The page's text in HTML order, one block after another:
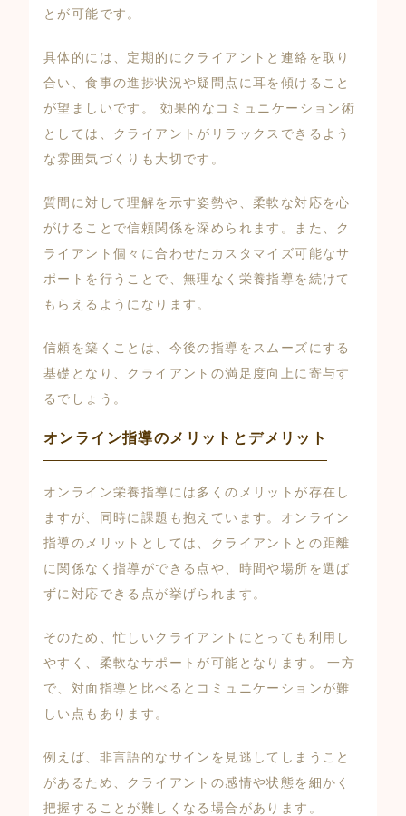
とが可能です。
具体的には、定期的にクライアントと連絡を取り
合い、食事の進捗状況や疑問点に耳を傾けること
が望ましいです。 効果的なコミュニケーション術
としては、クライアントがリラックスできるよう
な雰囲気づくりも大切です。
質問に対して理解を示す姿勢や、柔軟な対応を心
がけることで信頼関係を深められます。また、ク
ライアント個々に合わせたカスタマイズ可能なサ
ポートを行うことで、無理なく栄養指導を続けて
もらえるようになります。
信頼を築くことは、今後の指導をスムーズにする
基礎となり、クライアントの満足度向上に寄与す
るでしょう。
オンライン指導のメリットとデメリット
オンライン栄養指導には多くのメリットが存在し
ますが、同時に課題も抱えています。オンライン
指導のメリットとしては、クライアントとの距離
に関係なく指導ができる点や、時間や場所を選ば
ずに対応できる点が挙げられます。
そのため、忙しいクライアントにとっても利用し
やすく、柔軟なサポートが可能となります。 一方
で、対面指導と比べるとコミュニケーションが難
しい点もあります。
例えば、非言語的なサインを見逃してしまうこと
があるため、クライアントの感情や状態を細かく
把握することが難しくなる場合があります。